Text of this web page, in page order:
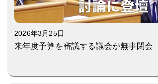
2026年3月25日
来年度予算を審議する議会が無事閉会